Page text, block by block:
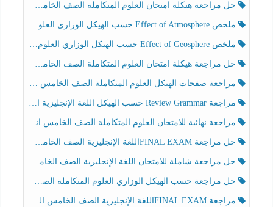
حل مراجعة هيكلة امتحان العلوم المتكاملة الصف الخامس انسبير الفصل الثالث
ملخص Effect of Atmosphere حسب الهيكل الوزاري العلوم المتكاملة الصف الخامس انسبير الفصل الثالث
ملخص Effect of Geosphere حسب الهيكل الوزاري العلوم المتكاملة الصف الخامس انسبير الفصل الثالث
حل مراجعة هيكلة امتحان العلوم المتكاملة الصف الخامس عام الفصل الثالث
مراجعة صفحات الهيكل العلوم المتكاملة الصف الخامس انسبير الفصل الثالث
مراجعة Review Grammar حسب الهيكل اللغة الإنجليزية الصف الخامس الفصل الثالث
مراجعة نهائية للامتحان العلوم المتكاملة الصف الخامس انسبير الفصل الثالث
حل مراجعة FINAL EXAMاللغة الإنجليزية الصف الخامس الفصل الثالث
حل مراجعة شاملة للامتحان اللغة الإنجليزية الصف الخامس الفصل الثالث
حل مراجعة حسب الهيكل الوزاري العلوم المتكاملة الصف الخامس عام الفصل الثالث
مراجعة FINAL EXAMاللغة الإنجليزية الصف الخامس الفصل الثالث